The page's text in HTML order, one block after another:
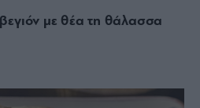
με θέα τη θάλασσα